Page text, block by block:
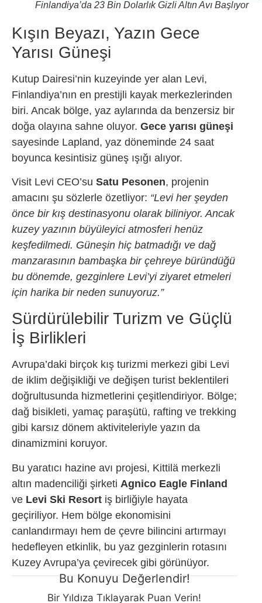
Finlandiya’da 23 Bin Dolarlık Gizli Altın Avı Başlıyor
Kışın Beyazı, Yazın Gece
Yarısı Güneşi
Kutup Dairesi’nin kuzeyinde yer alan Levi,
Finlandiya’nın en prestijli kayak merkezlerinden
biri. Ancak bölge, yaz aylarında da benzersiz bir
doğa olayına sahne oluyor. Gece yarısı güneşi
sayesinde Lapland, yaz döneminde 24 saat
boyunca kesintisiz güneş ışığı alıyor.
Visit Levi CEO’su Satu Pesonen, projenin
amacını şu sözlerle özetliyor: “Levi her şeyden
önce bir kış destinasyonu olarak biliniyor. Ancak
kuzey yazının büyüleyici atmosferi henüz
keşfedilmedi. Güneşin hiç batmadığı ve dağ
manzarasının bambaşka bir çehreye büründüğü
bu dönemde, gezginlere Levi’yi ziyaret etmeleri
için harika bir neden sunuyoruz.”
Sürdürülebilir Turizm ve Güçlü
İş Birlikleri
Avrupa’daki birçok kış turizmi merkezi gibi Levi
de iklim değişikliği ve değişen turist beklentileri
doğrultusunda hizmetlerini çeşitlendiriyor. Bölge;
dağ bisikleti, yamaç paraşütü, rafting ve trekking
gibi karsız dönem aktiviteleriyle yazın da
dinamizmini koruyor.
Bu yaratıcı hazine avı projesi, Kittilä merkezli
altın madenciliği şirketi Agnico Eagle Finland
ve Levi Ski Resort iş birliğiyle hayata
geçiriliyor. Hem bölge ekonomisini
canlandırmayı hem de çevre bilincini artırmayı
hedefleyen etkinlik, bu yaz gezginlerin rotasını
Kuzey Avrupa’ya çevirecek gibi görünüyor.
Bu Konuyu Değerlendir!
Bir Yıldıza Tıklayarak Puan Verin!